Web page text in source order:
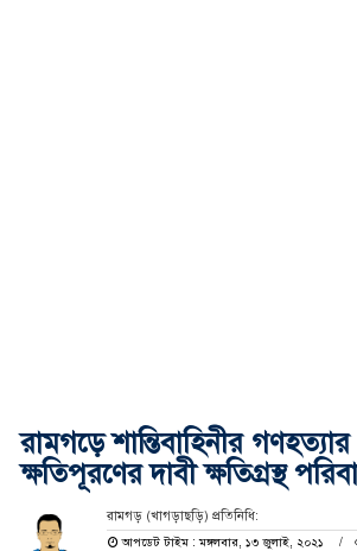
রামগড়ে শান্তিবাহিনীর
ক্ষতিপূরণের দাবী ক্ষতিগ্রস্থ
রামগড় (খাগড়াছড়ি) প্রতিনিধি:
আপডেট টাইম : মঙ্গলবার, ১৩ জুলাই, ২০২১